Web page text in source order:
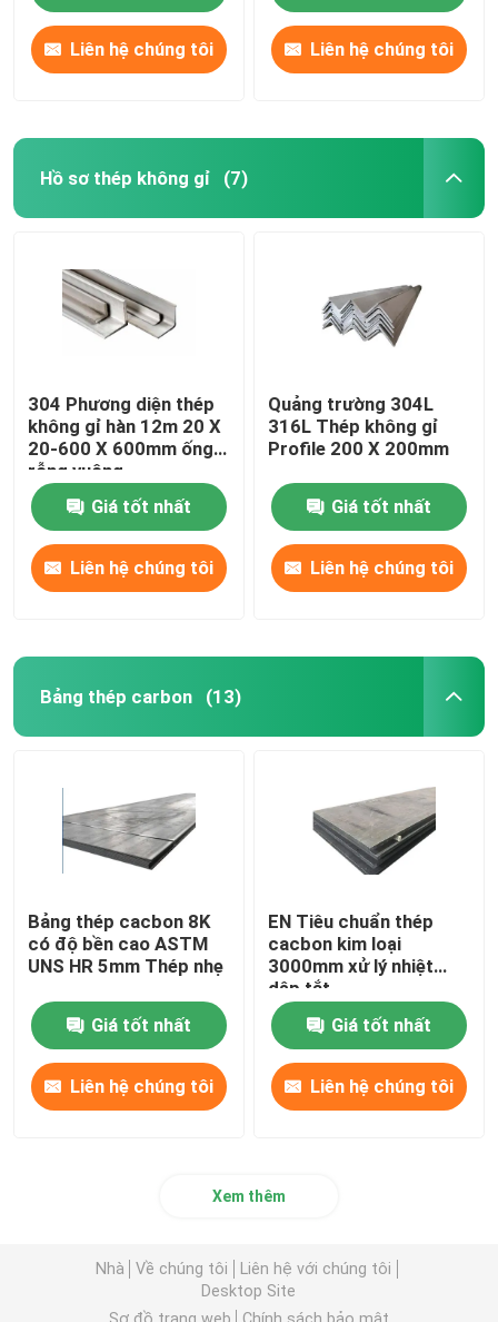
Liên hệ chúng tôi Liên hệ chúng tôi
Hồ sơ thép không gỉ (7)
304 Phương diện thép
không gỉ hàn 12m 20 X
20-600 X 600mm ống
rỗng vuông
Giá tốt nhất
Liên hệ chúng tôi
Quảng trường 304L
316L Thép không gỉ
Profile 200 X 200mm
Giá tốt nhất
Liên hệ chúng tôi
Bảng thép carbon (13)
Bảng thép cacbon 8K
có độ bền cao ASTM
UNS HR 5mm Thép nhẹ
Giá tốt nhất
Liên hệ chúng tôi
EN Tiêu chuẩn thép
cacbon kim loại
3000mm xử lý nhiệt
dập tắt
Giá tốt nhất
Liên hệ chúng tôi
Xem thêm
Nhà Về chúng tôi
Liên hệ với chúng tôi
Desktop Site
Sơ đồ trang web
Chính sách bảo mật